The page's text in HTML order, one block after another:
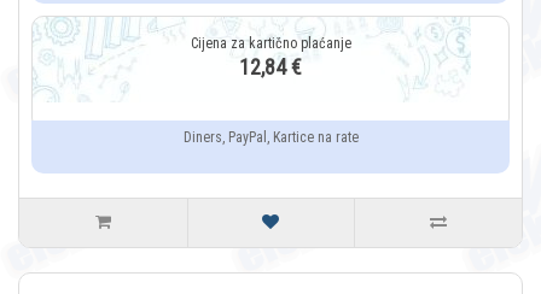
12,84 €
Diners, PayPal, Kartice na rate